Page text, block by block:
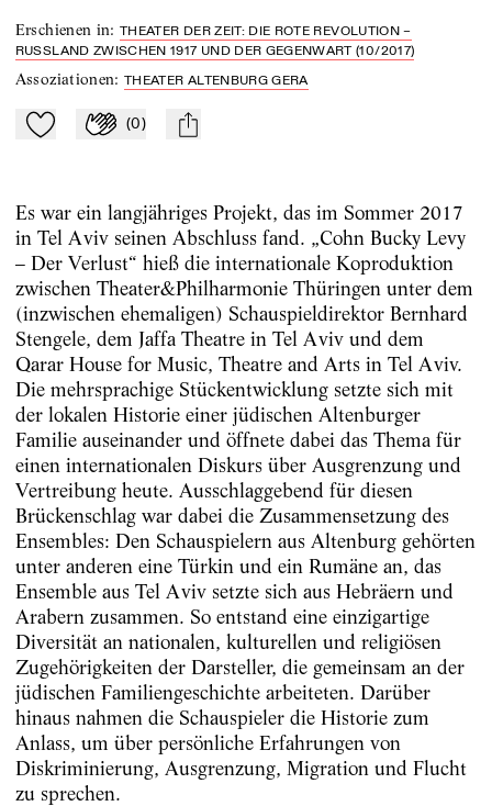
Erschienen in:THEATER DER ZEIT: DIE ROTE REVOLUTION –
RUSSLAND ZWISCHEN 1917 UND DER GEGENWART (10/2017)
Assoziationen:THEATER ALTENBURG GERA
Zu Mein-TdZ hinzufügen
Applaudieren
(0) mail
Es war ein langjähriges Projekt, das im Sommer 2017
in Tel Aviv seinen Abschluss fand. „Cohn Bucky Levy
– Der Verlust“ hieß die internationale Koproduktion
zwischen Theater&Philharmonie Thüringen unter dem
(inzwischen ehemaligen) Schauspieldirektor Bernhard
Stengele, dem Jaffa Theatre in Tel Aviv und dem
Qarar House for Music, Theatre and Arts in Tel Aviv.
Die mehrsprachige Stückentwicklung setzte sich mit
der lokalen Historie einer jüdischen Altenburger
Familie auseinander und öffnete dabei das Thema für
einen internationalen Diskurs über Ausgrenzung und
Vertreibung heute. Ausschlaggebend für diesen
Brückenschlag war dabei die Zusammensetzung des
Ensembles: Den Schauspielern aus Altenburg gehörten
unter anderen eine Türkin und ein Rumäne an, das
Ensemble aus Tel Aviv setzte sich aus Hebräern und
Arabern zusammen. So entstand eine einzigartige
Diversität an nationalen, kulturellen und religiösen
Zugehörigkeiten der Darsteller, die gemeinsam an der
jüdischen Familiengeschichte arbeiteten. Darüber
hinaus nahmen die Schauspieler die Historie zum
Anlass, um über persönliche Erfahrungen von
Diskriminierung, Ausgrenzung, Migration und Flucht
zu sprechen.